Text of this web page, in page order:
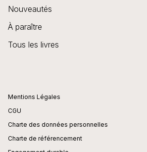
Nouveautés
À paraître
Tous les livres
Mentions Légales
CGU
Charte des données personnelles
Charte de référencement